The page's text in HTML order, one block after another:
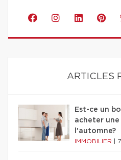
ARTICLES
Est-ce un
acheter
l'automne?
IMMOBILIER